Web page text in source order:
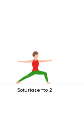
Soturiasento 2